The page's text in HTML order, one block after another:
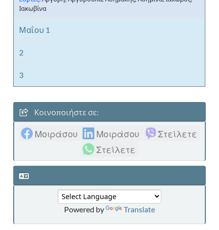
Ιακωβίνα
Μαΐου 1
2
3
Κοινοποιήστε σε:
Μοιράσου Μοιράσου
Στείλετε
Στείλετε
Powered by Translate